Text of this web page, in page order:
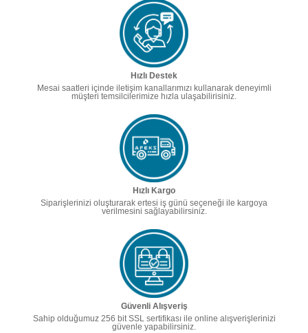
Hızlı Destek
Mesai saatleri içinde iletişim kanallarımızı kullanarak deneyimli
müşteri temsilcilerimize hızla ulaşabilirisiniz.
Hızlı Kargo
Siparişlerinizi oluşturarak ertesi iş günü seçeneği ile kargoya
verilmesini sağlayabilirsiniz.
Güvenli Alışveriş
Sahip olduğumuz 256 bit SSL sertifikası ile online alışverişlerinizi
güvenle yapabilirsiniz.